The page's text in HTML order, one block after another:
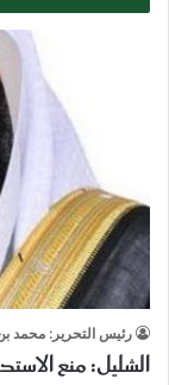
رئيس التحرير: محمد
الشليل: منع